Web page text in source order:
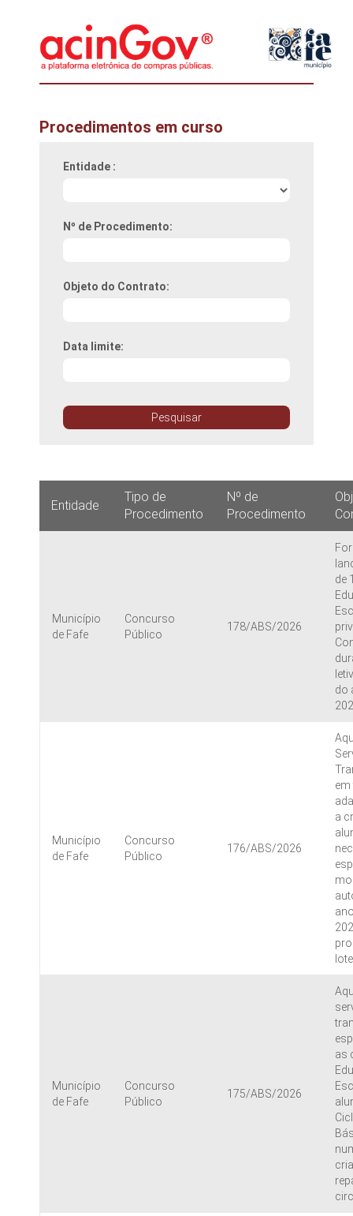
Procedimentos em curso
Entidade :
Nº de Procedimento:
Objeto do Contrato:
Data limite:
Pesquisar
Entidade
Tipo de
Procedimento
Nº de
Procedimento
Município
de Fafe
Concurso
Público
178/ABS/2026
de
do
Município
de Fafe
Concurso
Público
176/ABS/2026
a
Município
de Fafe
Concurso
Público
175/ABS/2026
as